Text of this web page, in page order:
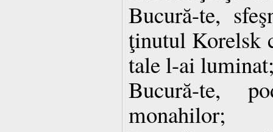
Bucură-te,
ţinutul Korelsk
tale l-ai
Bucură-te,
monahilor;